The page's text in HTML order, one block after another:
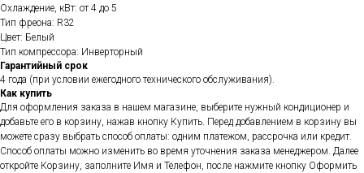
Охлаждение, кВт: от 4 до 5
Тип фреона: R32
Цвет: Белый
Тип компрессора: Инверторный
Гарантийный срок
4 года (при условии ежегодного технического обслуживания).
Как купить
Для оформления заказа в нашем магазине, выберите нужный кондиционер и
добавьте его в корзину, нажав кнопку Купить. Перед добавлением в корзину вы
можете сразу выбрать способ оплаты: одним платежом, рассрочка или кредит.
Способ оплаты можно изменить во время уточнения заказа менеджером. Далее
откройте Корзину, заполните Имя и Телефон, после нажмите кнопку Оформить